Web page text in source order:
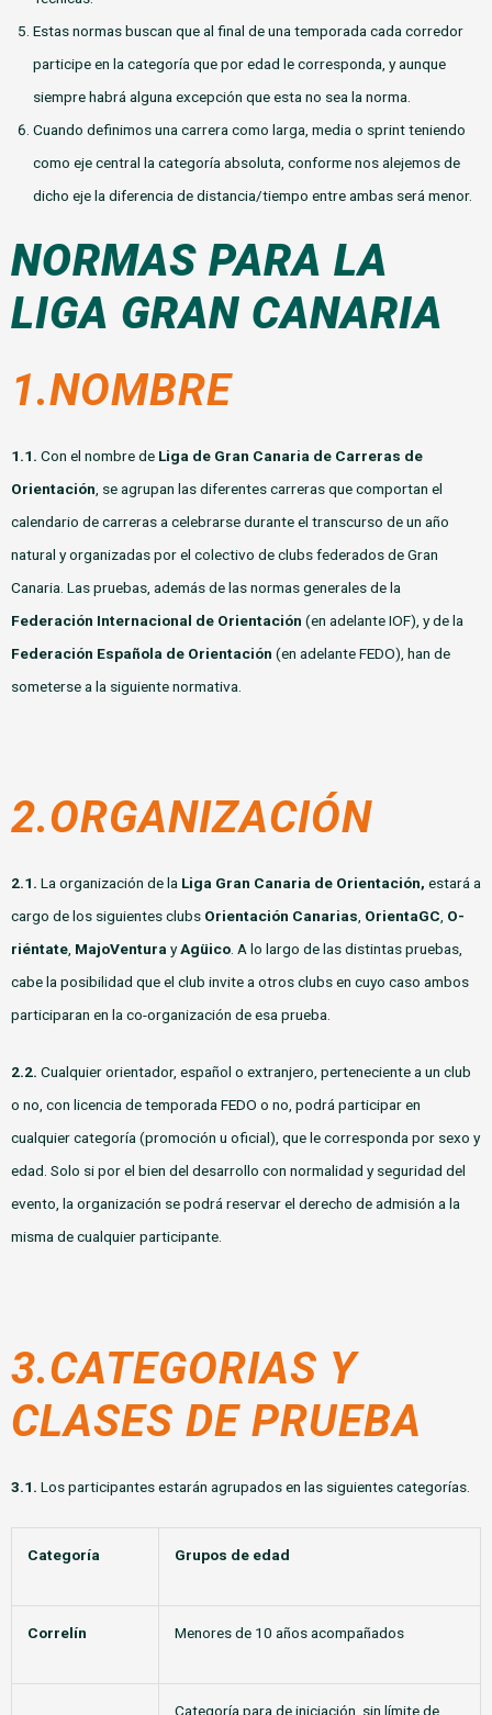
Estas normas buscan que al final de una temporada cada corredor
participe en la categoría que por edad le corresponda, y aunque
siempre habrá alguna excepción que esta no sea la norma.
Cuando definimos una carrera como larga, media o sprint teniendo
como eje central la categoría absoluta, conforme nos alejemos de
dicho eje la diferencia de distancia/tiempo entre ambas será menor.
NORMAS PARA LA
LIGA GRAN CANARIA
1.NOMBRE
1.1. Con el nombre de Liga de Gran Canaria de Carreras de
Orientación , se agrupan las diferentes carreras que comportan el
calendario de carreras a celebrarse durante el transcurso de un año
natural y organizadas por el colectivo de clubs federados de Gran
Canaria. Las pruebas, además de las normas generales de la
Federación Internacional de Orientación (en adelante IOF), y de la
Federación Española de Orientación (en adelante FEDO), han de
someterse a la siguiente normativa.
2.ORGANIZACIÓN
2.1. La organización de la Liga Gran Canaria de Orientación, estará a
cargo de los siguientes clubs Orientación Canarias, OrientaGC, O-
riéntate, MajoVentura yAgüico. A lo largo de las distintas pruebas,
cabe la posibilidad que el club invite a otros clubs en cuyo caso ambos
participaran en la co-organización de esa prueba.
2.2. Cualquier orientador, español o extranjero, perteneciente a un club
o no, con licencia de temporada FEDO o no, podrá participar en
cualquier categoría (promoción u oficial), que le corresponda por sexo y
edad. Solo si por el bien del desarrollo con normalidad y seguridad del
evento, la organización se podrá reservar el derecho de admisión a la
misma de cualquier participante.
3.CATEGORIAS Y
CLASES DE PRUEBA
3.1. Los participantes estarán agrupados en las siguientes categorías.
Categoría Grupos de edad
Correlín Menores de 10 años acompañados
Categoría para de iniciación, sin límite de